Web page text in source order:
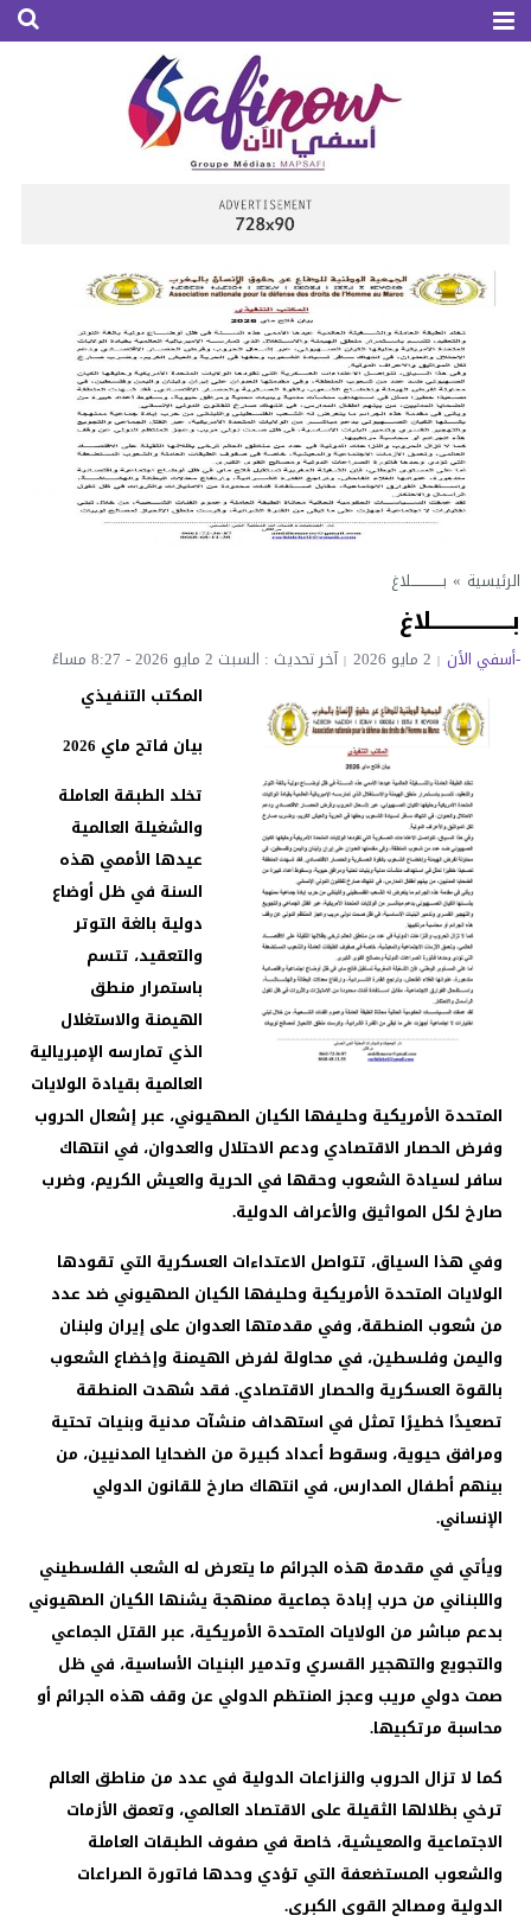
الرئيسية » بـــــــــــــلاغ
بـــــــــــــــــلاغ
-أسفي الأن 2 مايو 2026
آخر تحديث : السبت 2 مايو 2026 - 8:27 مساءً
المكتب التنفيذي
بيان فاتح ماي 2026
تخلد الطبقة العاملة
والشغيلة العالمية
عيدها الأممي هذه
السنة في ظل أوضاع
دولية بالغة التوتر
والتعقيد، تتسم
باستمرار منطق
الهيمنة والاستغلال
الذي تمارسه الإمبريالية
العالمية بقيادة الولايات
المتحدة الأمريكية وحليفها الكيان الصهيوني، عبر إشعال الحروب
وفرض الحصار الاقتصادي ودعم الاحتلال والعدوان، في انتهاك
سافر لسيادة الشعوب وحقها في الحرية والعيش الكريم، وضرب
صارخ لكل المواثيق والأعراف الدولية.
وفي هذا السياق، تتواصل الاعتداءات العسكرية التي تقودها
الولايات المتحدة الأمريكية وحليفها الكيان الصهيوني ضد عدد
من شعوب المنطقة، وفي مقدمتها العدوان على إيران ولبنان
واليمن وفلسطين، في محاولة لفرض الهيمنة وإخضاع الشعوب
بالقوة العسكرية والحصار الاقتصادي. فقد شهدت المنطقة
تصعيدًا خطيرًا تمثل في استهداف منشآت مدنية وبنيات تحتية
ومرافق حيوية، وسقوط أعداد كبيرة من الضحايا المدنيين، من
بينهم أطفال المدارس، في انتهاك صارخ للقانون الدولي
الإنساني.
ويأتي في مقدمة هذه الجرائم ما يتعرض له الشعب الفلسطيني
واللبناني من حرب إبادة جماعية ممنهجة يشنها الكيان الصهيوني
بدعم مباشر من الولايات المتحدة الأمريكية، عبر القتل الجماعي
والتجويع والتهجير القسري وتدمير البنيات الأساسية، في ظل
صمت دولي مريب وعجز المنتظم الدولي عن وقف هذه الجرائم أو
محاسبة مرتكبيها.
كما لا تزال الحروب والنزاعات الدولية في عدد من مناطق العالم
ترخي بظلالها الثقيلة على الاقتصاد العالمي، وتعمق الأزمات
الاجتماعية والمعيشية، خاصة في صفوف الطبقات العاملة
والشعوب المستضعفة التي تؤدي وحدها فاتورة الصراعات
الدولية ومصالح القوى الكبرى.